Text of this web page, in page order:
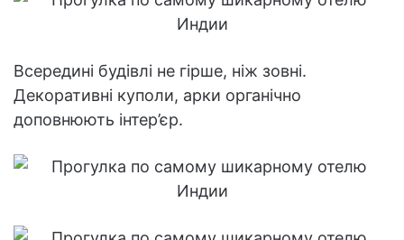
Всередині будівлі не гірше, ніж зовні.
Декоративні куполи, арки органічно
доповнюють інтер’єр.